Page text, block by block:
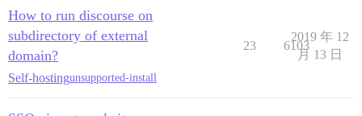
How to run discourse on
subdirectory of external
domain?
Self-hostingunsupported-install
23 6103
2019 年 12
月 13 日